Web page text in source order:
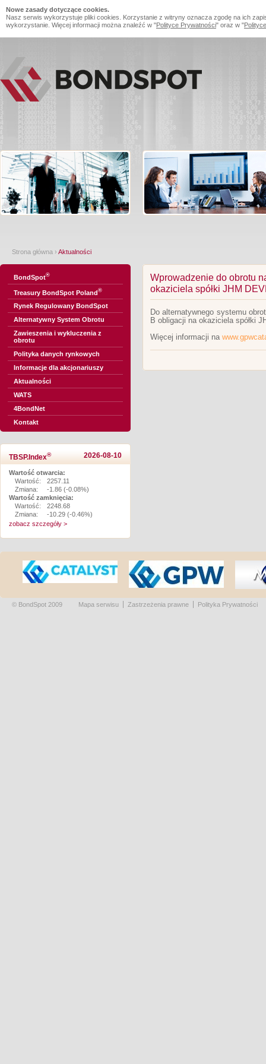
Nowe zasady dotyczące cookies.
Nasz serwis wykorzystuje pliki cookies. Korzystanie z witryny oznacza zgodę na ich
wykorzystanie. Więcej informacji można znaleźć w "Polityce Prywatności" oraz w "
Strona główna › Aktualności
BondSpot®
Treasury BondSpot Poland®
Rynek Regulowany BondSpot
Alternatywny System Obrotu
Zawieszenia i wykluczenia z
obrotu
Polityka danych rynkowych
Informacje dla akcjonariuszy
Aktualności
WATS
4BondNet
Kontakt
TBSP.Index® 2026-08-10
Wartość otwarcia:
Wartość:
2257.11
Zmiana:
-1.86 (-0.08%)
Wartość zamknięcia:
Wartość:
2248.68
Zmiana:
-10.29 (-0.46%)
zobacz szczegóły >
Wprowadzenie do obrotu
okaziciela spółki JHM
Do alternatywnego systemu
B obligacji na okaziciela spółki
Więcej informacji na
© BondSpot 2009 Mapa serwisu Zastrzeżenia prawne Polityka Prywatności